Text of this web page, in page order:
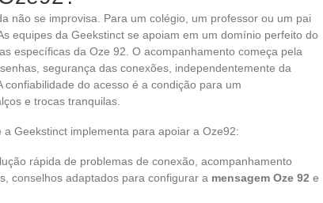
não se improvisa. Para um colégio, um professor ou um pai
equipes da Geekstinct se apoiam em um domínio perfeito do
específicas da Oze 92. O acompanhamento começa pela
segurança das conexões, independentemente da
do acesso é a condição para um
e trocas tranquilas.
Geekstinct implementa para apoiar a Oze92:
rápida de problemas de conexão, acompanhamento
conselhos adaptados para configurar a mensagem Oze 92 e